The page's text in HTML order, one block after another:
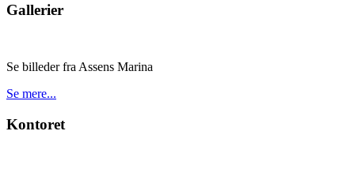
Gallerier
Se billeder fra Assens Marina
Se mere...
Kontoret